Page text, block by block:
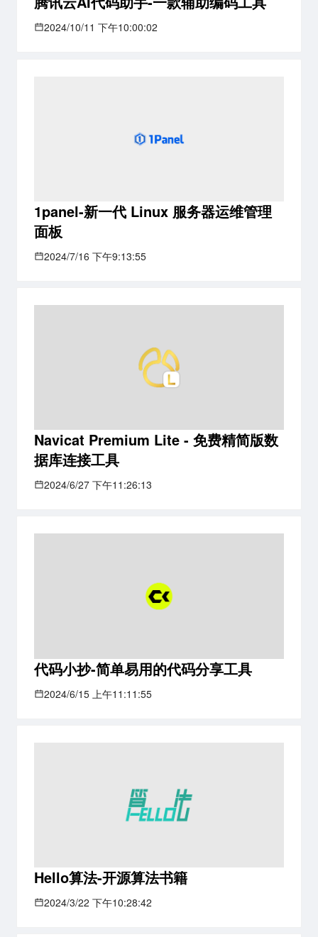
2024/10/11 下午10:00:02
1panel-新一代 Linux 服务器运维管理
面板
2024/7/16 下午9:13:55
Navicat Premium Lite - 免费精简版数
据库连接工具
2024/6/27 下午11:26:13
代码小抄-简单易用的代码分享工具
2024/6/15 上午11:11:55
Hello算法-开源算法书籍
2024/3/22 下午10:28:42